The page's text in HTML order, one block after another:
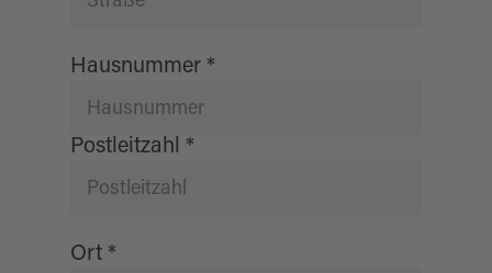
Hausnummer *
Postleitzahl *
Ort *